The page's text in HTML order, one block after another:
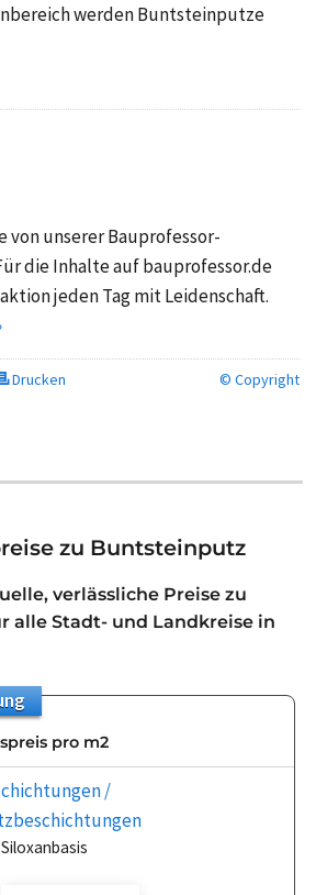
werden Buntsteinputze
von unserer Bauprofessor-
die Inhalte auf bauprofessor.de
jeden Tag mit Leidenschaft.
Drucken © Copyright
zu Buntsteinputz
verlässliche Preise zu
alle Stadt- und Landkreise in
pro m2
/